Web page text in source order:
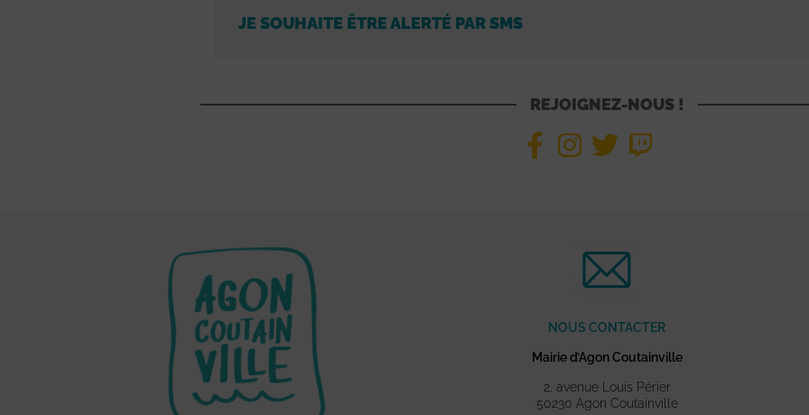
JE SOUHAITE ÊTRE ALERTÉ PAR SMS
REJOIGNEZ-NOUS !
NOUS CONTACTER
Mairie d’Agon Coutainville
2, avenue Louis Périer
50230 Agon Coutainville